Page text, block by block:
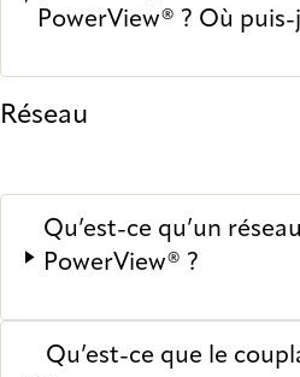
PowerView® ? Où
Réseau
Qu’est-ce qu’un
PowerView® ?
Qu’est-ce que le